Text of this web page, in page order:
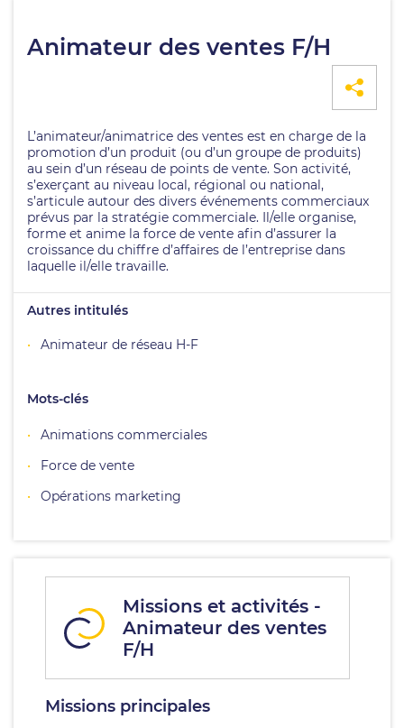
Animateur des ventes F/H
L’animateur/animatrice des ventes est en charge de la
promotion d’un produit (ou d’un groupe de produits)
au sein d’un réseau de points de vente. Son activité,
s’exerçant au niveau local, régional ou national,
s’articule autour des divers événements commerciaux
prévus par la stratégie commerciale. Il/elle organise,
forme et anime la force de vente afin d’assurer la
croissance du chiffre d’affaires de l’entreprise dans
laquelle il/elle travaille.
Autres intitulés
Animateur de réseau H-F
Mots-clés
Animations commerciales
Force de vente
Opérations marketing
Missions et activités -
Animateur des ventes
F/H
Missions principales